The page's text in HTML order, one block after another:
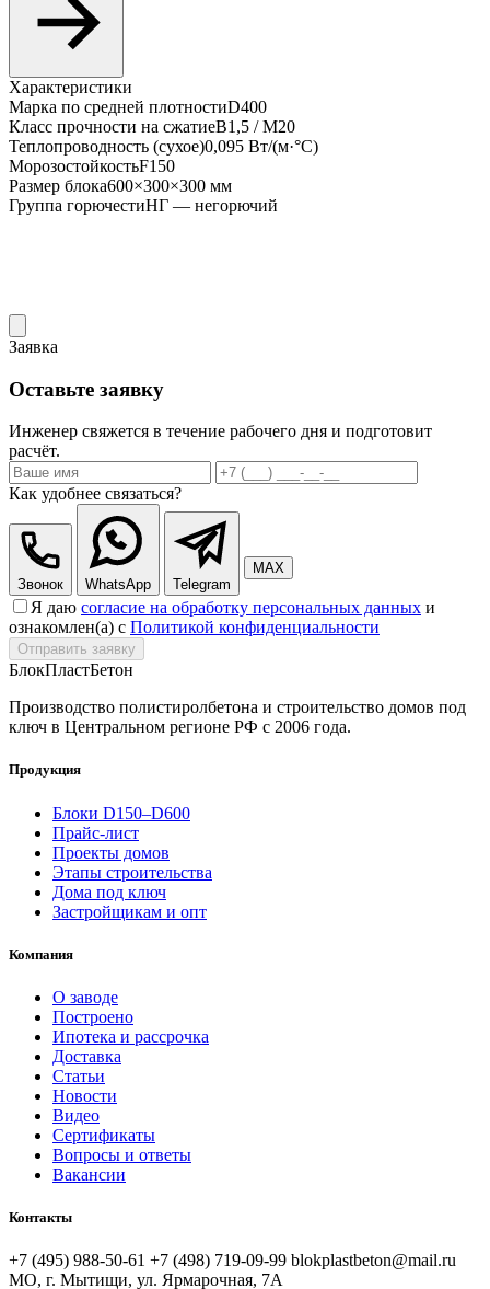
Характеристики
Марка по средней плотностиD400
Класс прочности на сжатиеВ1,5 / М20
Теплопроводность (сухое)0,095 Вт/(м·°С)
МорозостойкостьF150
Размер блока600×300×300 мм
Группа горючестиНГ — негорючий
Заявка
Оставьте заявку
Инженер свяжется в течение рабочего дня и подготовит
расчёт.
Как удобнее связаться?
Звонок WhatsApp Telegram
MAX
Я даю согласие на обработку персональных данных и
ознакомлен(а) с Политикой конфиденциальности
Отправить заявку
БлокПластБетон
Производство полистиролбетона и строительство домов под
ключ в Центральном регионе РФ с 2006 года.
Продукция
Блоки D150–D600
Прайс-лист
Проекты домов
Этапы строительства
Дома под ключ
Застройщикам и опт
Компания
О заводе
Построено
Ипотека и рассрочка
Доставка
Статьи
Новости
Видео
Сертификаты
Вопросы и ответы
Вакансии
Контакты
+7 (495) 988-50-61 +7 (498) 719-09-99 blokplastbeton@mail.ru
МО, г. Мытищи, ул. Ярмарочная, 7А